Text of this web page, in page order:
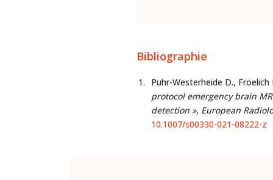
Bibliographie
Puhr-Westerheide D.,
protocol emergency brain
detection », European
10.1007/s00330-021-08222-z